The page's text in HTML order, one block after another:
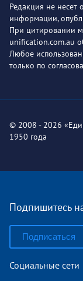
Редакция не несет
информации,
При цитировании
unification.com.au
Любое
только по
© 2008 - 2026
1950 года
Подпишитесь
Подписаться
Социальные сети